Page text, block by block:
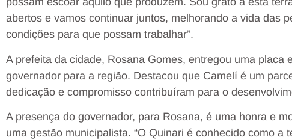
abertos e vamos continuar juntos, melhorando a vida das
condições para que possam trabalhar”.
A prefeita da cidade, Rosana Gomes, entregou uma placa
governador para a região. Destacou que Camelí é um
dedicação e compromisso contribuíram para o
A presença do governador, para Rosana, é uma honra e
uma gestão municipalista. “O Quinari é conhecido como a